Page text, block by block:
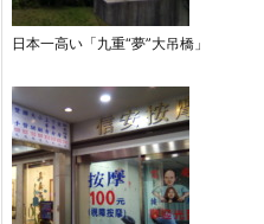
日本一高い「九重“夢”大吊橋」